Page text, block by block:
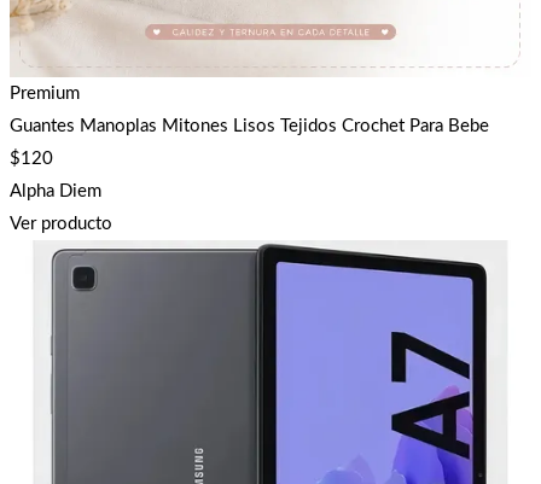
Premium
Guantes Manoplas Mitones Lisos Tejidos Crochet Para Bebe
$120
Alpha Diem
Ver producto